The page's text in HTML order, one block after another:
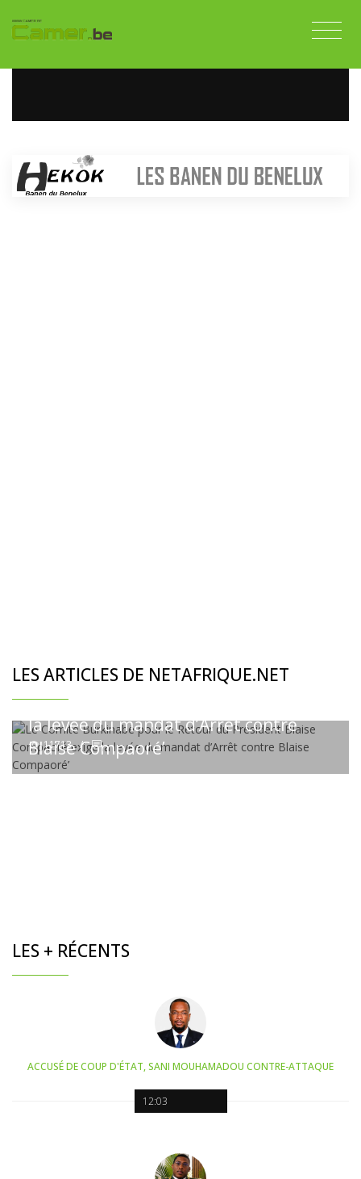
LES ARTICLES DE NETAFRIQUE.NET
11713 /
Le Comité Burkinabé pour le Retour
du Président Blaise Compaoré exige
la levée du mandat d’Arrêt contre
Blaise Compaoré’
LES + RÉCENTS
12:03
ACCUSÉ DE COUP D'ÉTAT, SANI MOUHAMADOU CONTRE-ATTAQUE